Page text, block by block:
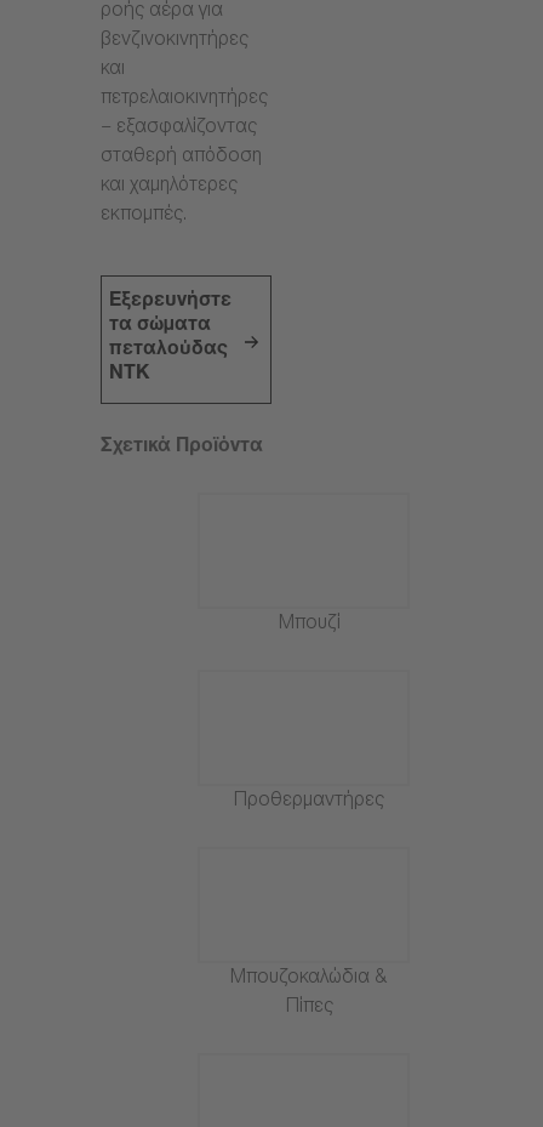
ροής αέρα για
βενζινοκινητήρες
και
πετρελαιοκινητήρες
– εξασφαλίζοντας
σταθερή απόδοση
και χαμηλότερες
εκπομπές.
Εξερευνήστε
τα σώματα
πεταλούδας
NTK
Σχετικά Προϊόντα
Μπουζί
Προθερμαντήρες
Μπουζοκαλώδια &
Πίπες